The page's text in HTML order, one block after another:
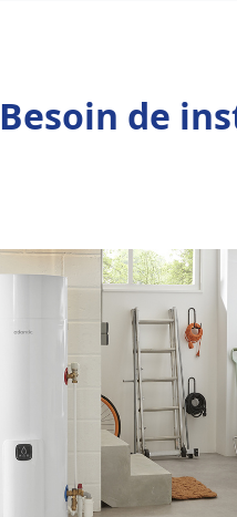
Besoin de